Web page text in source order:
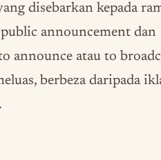
disebarkan kepada
public announcement dan
announce atau to
berbeza daripada